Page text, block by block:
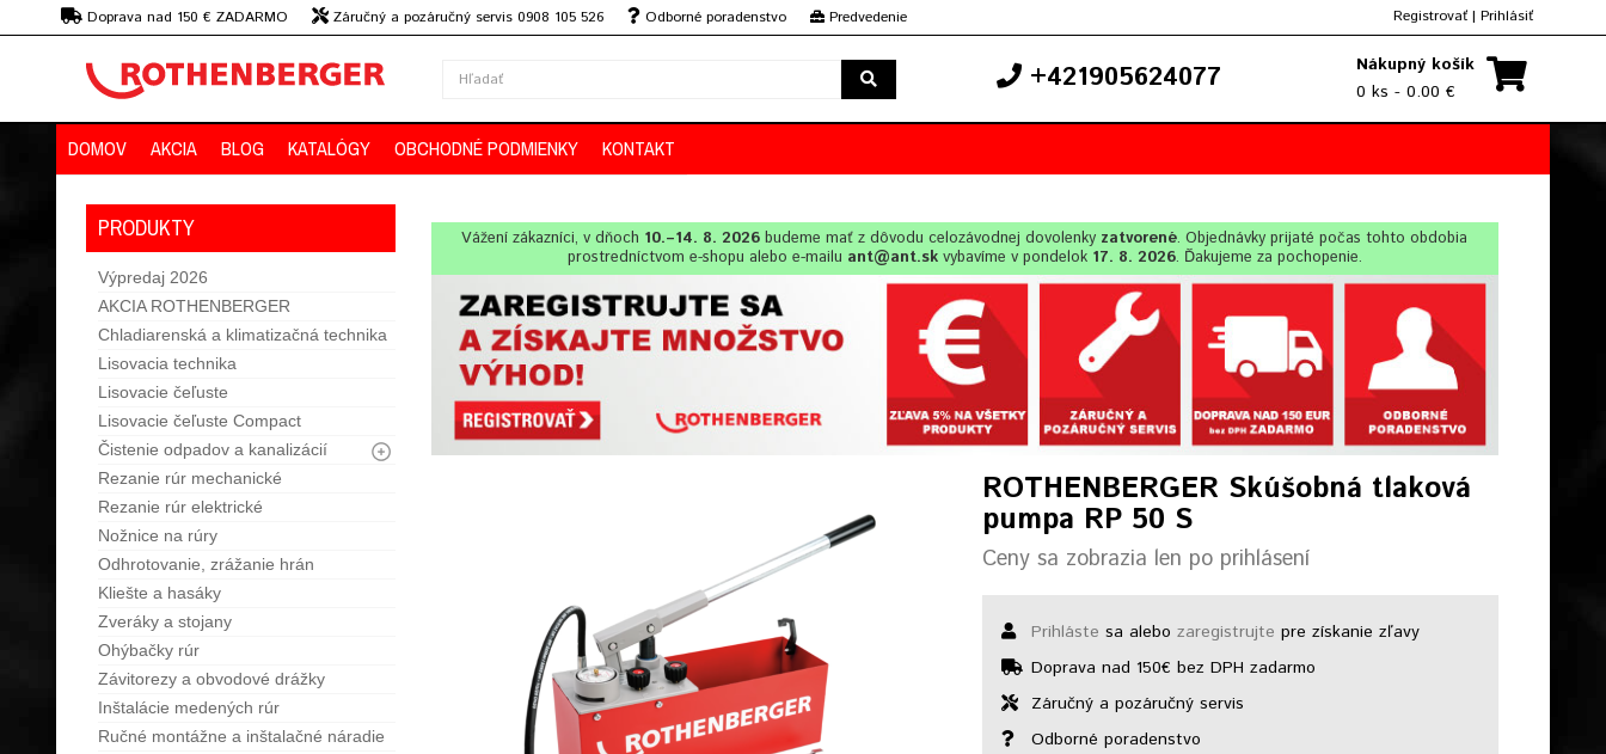
Doprava nad 150 € ZADARMO Záručný a pozáručný servis 0908 105 526 Odborné poradenstvo
Predvedenie
strojov
Registrovať | Prihlásiť
+421905624077
Nákupný košík
0 ks - 0.00 €
DOMOV AKCIA BLOG KATALÓGY OBCHODNÉ PODMIENKY KONTAKT
PRODUKTY
Výpredaj 2026
AKCIA ROTHENBERGER
Chladiarenská a klimatizačná technika
Lisovacia technika
Lisovacie čeľuste
Lisovacie čeľuste Compact
Čistenie odpadov a kanalizácií
Rezanie rúr mechanické
Rezanie rúr elektrické
Nožnice na rúry
Odhrotovanie, zrážanie hrán
Kliešte a hasáky
Zveráky a stojany
Ohýbačky rúr
Závitorezy a obvodové drážky
Inštalácie medených rúr
Ručné montážne a inštalačné náradie
Vážení zákazníci, v dňoch 10.–14. 8. 2026 budeme mať z dôvodu celozávodnej dovolenky zatvorené. Objednávky prijaté počas tohto obdobia
prostredníctvom e-shopu alebo e-mailu ant@ant.skvybavíme v pondelok 17. 8. 2026. Ďakujeme za pochopenie.
ROTHENBERGER Skúšobná tlaková
pumpa RP 50 S
Ceny sa zobrazia len po prihlásení
Prihláste sa alebozaregistrujte pre získanie zľavy
Doprava nad 150€ bez DPH zadarmo
Záručný a pozáručný servis
Odborné poradenstvo